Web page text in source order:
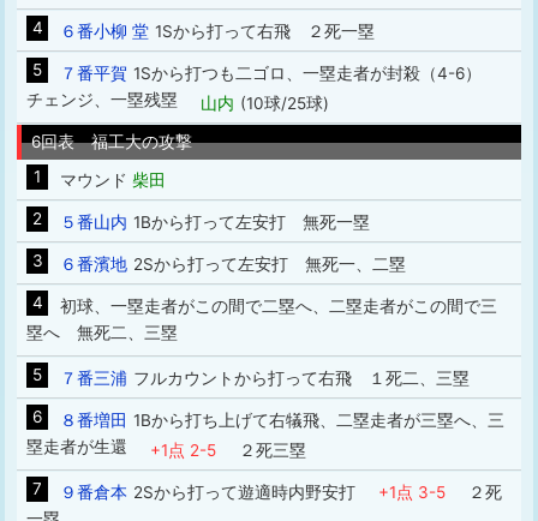
4
６番小柳 堂 1Sから打って右飛 ２死一塁
5
７番平賀 1Sから打つも二ゴロ、一塁走者が封殺（4-6）
チェンジ、一塁残塁 山内 (10球/25球)
6回表 福工大の攻撃
1
マウンド 柴田
2
５番山内 1Bから打って左安打 無死一塁
3
６番濱地 2Sから打って左安打 無死一、二塁
4
初球、一塁走者がこの間で二塁へ、二塁走者がこの間で三
塁へ 無死二、三塁
5 ７番三浦 フルカウントから打って右飛 １死二、三塁
6
８番増田 1Bから打ち上げて右犠飛、二塁走者が三塁へ、三
塁走者が生還 +1点 2-5
２死三塁
7
９番倉本 2Sから打って遊適時内野安打 +1点 3-5 ２死